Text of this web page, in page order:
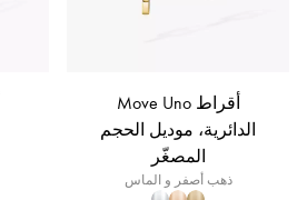
أقراط Move Uno
الدائرية، موديل الحجم
المصغّر
ذهب أصفر و الماس